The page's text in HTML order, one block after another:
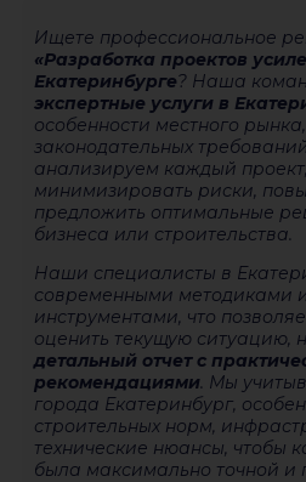
Ищете профессиональное
«Разработка проектов
Екатеринбурге? Наша
экспертные услуги в
особенности местного
законодательных
анализируем каждый
минимизировать риски,
предложить оптимальные
бизнеса или строительства.
Наши специалисты в
современными методиками
инструментами, что
оценить текущую ситуацию,
детальный отчет с
рекомендациями. Мы
города Екатеринбург,
строительных норм,
технические нюансы, чтобы
была максимально точной и